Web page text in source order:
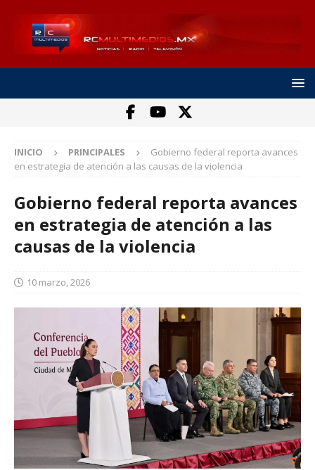
INICIO PRINCIPALES
Gobierno federal reporta avances
en estrategia de atención a las causas de la violencia
Gobierno federal reporta avances
en estrategia de atención a las
causas de la violencia
10 marzo, 2026